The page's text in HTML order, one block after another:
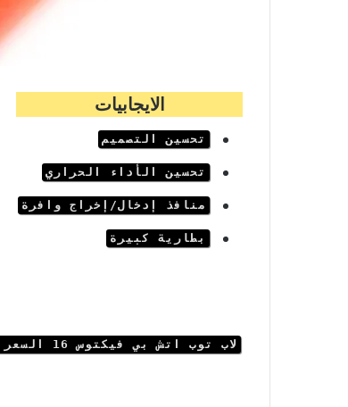
الايجابيات
تحسين التصميم
تحسين الأداء الحراري
منافذ إدخال/إخراج وافرة
بطارية كبيرة
لاب توب اتش بي فيكتوس 16